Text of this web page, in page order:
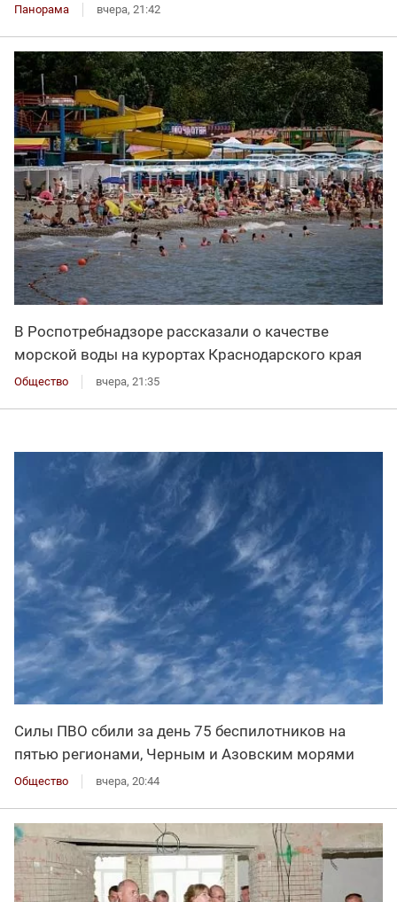
Панорама вчера, 21:42
В Роспотребнадзоре рассказали о качестве
морской воды на курортах Краснодарского края
Общество вчера, 21:35
Силы ПВО сбили за день 75 беспилотников на
пятью регионами, Черным и Азовским морями
Общество вчера, 20:44